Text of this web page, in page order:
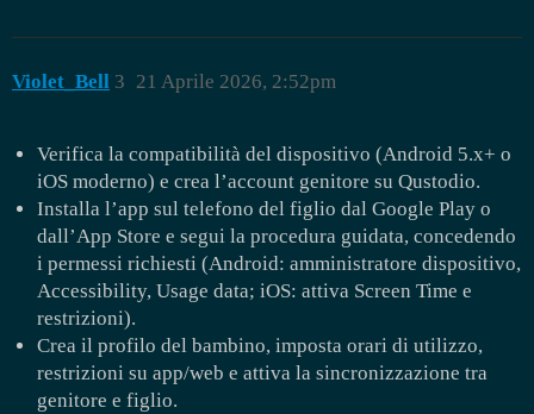
Violet_Bell 21 Aprile 2026, 2:52pm
3
Verifica la compatibilità del dispositivo (Android 5.x+ o
iOS moderno) e crea l’account genitore su Qustodio.
Installa l’app sul telefono del figlio dal Google Play o
dall’App Store e segui la procedura guidata, concedendo
i permessi richiesti (Android: amministratore dispositivo,
Accessibility, Usage data; iOS: attiva Screen Time e
restrizioni).
Crea il profilo del bambino, imposta orari di utilizzo,
restrizioni su app/web e attiva la sincronizzazione tra
genitore e figlio.